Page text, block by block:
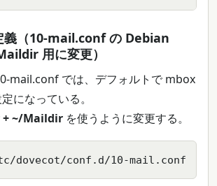
（10-mail.conf の Debian
用に変更）
mail.conf では、デフォルトで mbox
になっている。
~/Maildir を使うように変更する。
dovecot/conf.d/10-mail.conf